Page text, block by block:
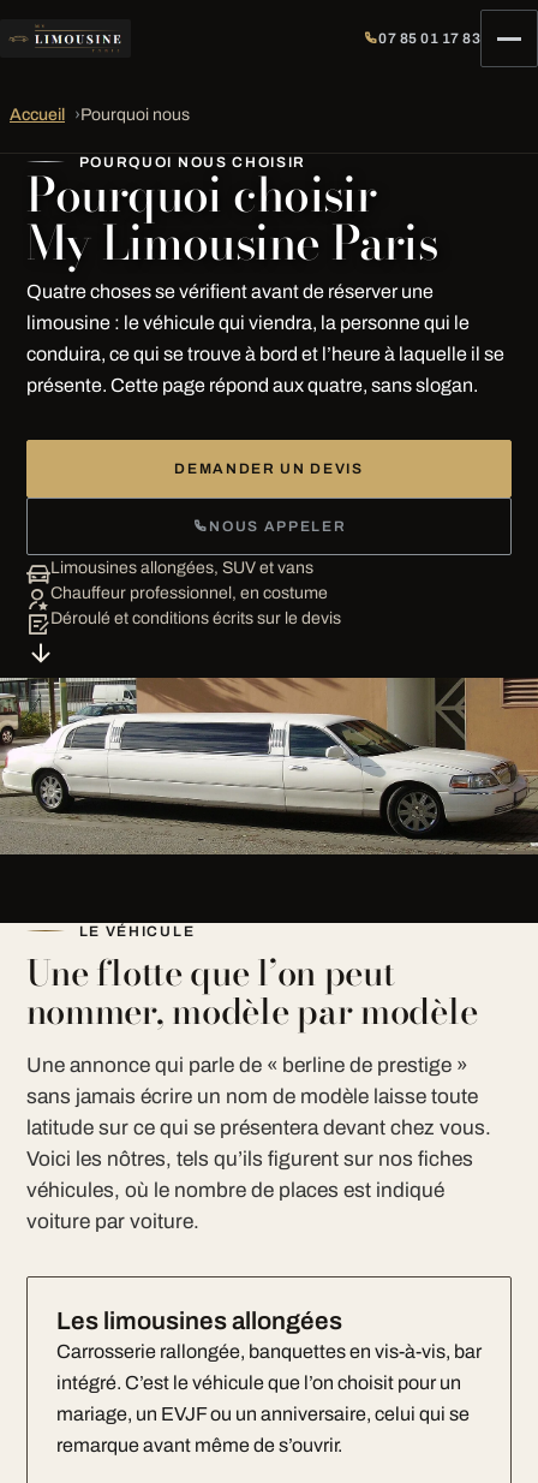
07 85 01 17 83
Accueil ›Pourquoi nous
POURQUOI NOUS CHOISIR
Pourquoi choisir
My Limousine Paris
Quatre choses se vérifient avant de réserver une
limousine : le véhicule qui viendra, la personne qui le
conduira, ce qui se trouve à bord et l’heure à laquelle il se
présente. Cette page répond aux quatre, sans slogan.
DEMANDER UN DEVIS
NOUS APPELER
Limousines allongées, SUV et vans
Chauffeur professionnel, en costume
Déroulé et conditions écrits sur le devis
LE VÉHICULE
Une flotte que l’on peut
nommer, modèle par modèle
Une annonce qui parle de « berline de prestige »
sans jamais écrire un nom de modèle laisse toute
latitude sur ce qui se présentera devant chez vous.
Voici les nôtres, tels qu’ils figurent sur nos fiches
véhicules, où le nombre de places est indiqué
voiture par voiture.
Les limousines allongées
Carrosserie rallongée, banquettes en vis-à-vis, bar
intégré. C’est le véhicule que l’on choisit pour un
mariage, un EVJF ou un anniversaire, celui qui se
remarque avant même de s’ouvrir.